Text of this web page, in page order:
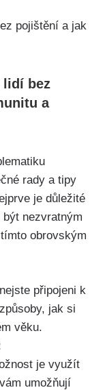
lidí bez
a
rady a tipy
je důležité
nezvratným
obrovským
připojeni k
jak si
věku.
je využít
umožňují